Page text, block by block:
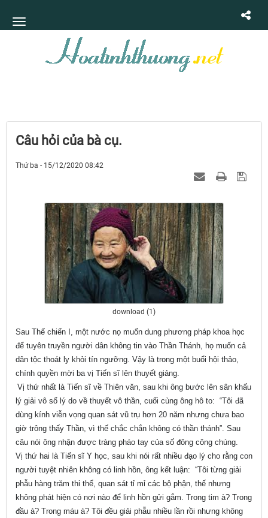
Câu hỏi của bà cụ.
Thứ ba - 15/12/2020 08:42
download (1)
Sau Thế chiến I, một nước nọ muốn dung phương pháp khoa học
để tuyên truyền người dân không tin vào Thần Thánh , họ muốn cả
dân tộc thoát ly khỏi tín ngưỡng. Vậy là trong một buổi hội thảo,
chính quyền mời ba vị Tiến sĩ lên thuyết giảng
Vị thứ nhất là Tiến sĩ về Thiên văn, sau khi ông bước lên sân khấu
lý giải vô số lý do về thuyết vô thần, cuối cùng ông hô to: “Tôi đã
dùng kính viễn vọng quan sát vũ trụ hơn 20 năm nhưng chưa bao
giờ trông thấy Thần, vì thế chắc chắn không có thần thánh”. Sau
câu nói ông nhận được tràng pháo tay của số đông công chúng.
Vị thứ hai là Tiến sĩ Y học, sau khi nói rất nhiều đạo lý cho rằng con
người tuyệt nhiên không có linh hồn, ông kết luận: “Tôi từng giải
phẫu hàng trăm thi thể, quan sát tỉ mỉ các bộ phận, thế nhưng
không phát hiện có nơi nào để linh hồn gửi gắm. Trong tim à? Trong
đầu à? Trong máu à? Tôi đều giải phẫu nhiều lần rồi nhưng không